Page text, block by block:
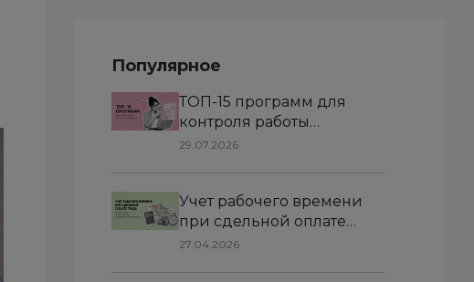
Популярное
ТОП-15 программ для
контроля работы
удаленных сотрудников
29.07.2026
Учет рабочего времени
при сдельной оплате
труда: как вести табель,
27.04.2026